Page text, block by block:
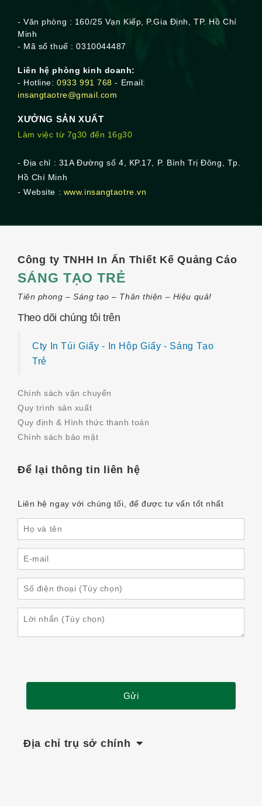
- Văn phòng : 160/25 Vạn Kiếp, P.Gia Định, TP. Hồ Chí
Minh
- Mã số thuế : 0310044487
Liên hệ phòng kinh doanh:
- Hotline:0933 991 768 - Email:
insangtaotre@gmail.com
XƯỞNG SẢN XUẤT
Làm việc từ 7g30 đến 16g30
- Địa chỉ : 31A Đường số 4, KP.17, P. Bình Trị Đông, Tp.
Hồ Chí Minh
- Website : www.insangtaotre.vn
Công ty TNHH In Ấn Thiết Kế Quảng Cáo
SÁNG TẠO TRẺ
Tiên phong – Sáng tạo – Thân thiện – Hiệu quả!
Theo dõi chúng tôi trên
Cty In Túi Giấy - In Hộp Giấy - Sáng Tạo
Trẻ
Chính sách vận chuyển
Quy trình sản xuất
Quy định & Hình thức thanh toán
Chính sách bảo mật
Để lại thông tin liên hệ
Liên hệ ngay với chúng tối, để được tư vấn tốt nhất
Địa chỉ trụ sở chính